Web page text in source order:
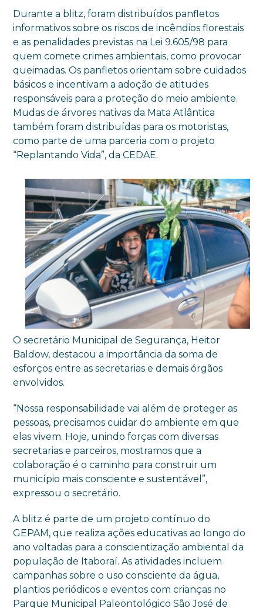
Durante a blitz, foram distribuídos panfletos
informativos sobre os riscos de incêndios florestais
e as penalidades previstas na Lei 9.605/98 para
quem comete crimes ambientais, como provocar
queimadas. Os panfletos orientam sobre cuidados
básicos e incentivam a adoção de atitudes
responsáveis para a proteção do meio ambiente.
Mudas de árvores nativas da Mata Atlântica
também foram distribuídas para os motoristas,
como parte de uma parceria com o projeto
“Replantando Vida”, da CEDAE.
O secretário Municipal de Segurança, Heitor
Baldow, destacou a importância da soma de
esforços entre as secretarias e demais órgãos
envolvidos.
“Nossa responsabilidade vai além de proteger as
pessoas, precisamos cuidar do ambiente em que
elas vivem. Hoje, unindo forças com diversas
secretarias e parceiros, mostramos que a
colaboração é o caminho para construir um
município mais consciente e sustentável”,
expressou o secretário.
A blitz é parte de um projeto contínuo do
GEPAM, que realiza ações educativas ao longo do
ano voltadas para a conscientização ambiental da
população de Itaboraí. As atividades incluem
campanhas sobre o uso consciente da água,
plantios periódicos e eventos com crianças no
Parque Municipal Paleontológico São José de